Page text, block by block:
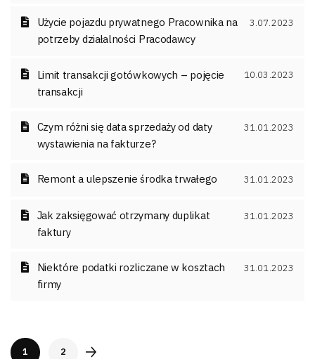
Użycie pojazdu prywatnego Pracownika na
potrzeby działalności Pracodawcy
3.07.2023
Limit transakcji gotówkowych – pojęcie
transakcji
10.03.2023
Czym różni się data sprzedaży od daty
wystawienia na fakturze?
31.01.2023
Remont a ulepszenie środka trwałego 31.01.2023
Jak zaksięgować otrzymany duplikat
faktury
31.01.2023
Niektóre podatki rozliczane w kosztach
firmy
31.01.2023
1 2